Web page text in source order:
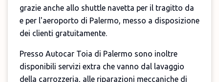
grazie anche allo shuttle navetta per il tragitto da
e per l'aeroporto di Palermo, messo a disposizione
dei clienti gratuitamente.
Presso Autocar Toia di Palermo sono inoltre
disponibili servizi extra che vanno dal lavaggio
della carrozzeria, alle riparazioni meccaniche di